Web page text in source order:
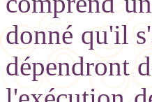
donné qu'il
dépendront